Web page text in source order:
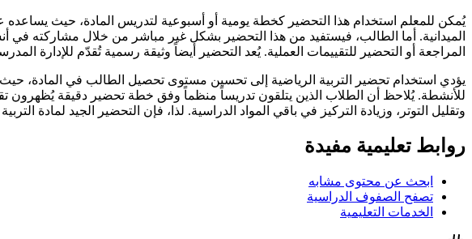
يُمكن للمعلم استخدام هذا التحضير كخطة يومية أو أسبوعية لتدريس المادة، حيث
الميدانية. أما الطالب، فيستفيد من هذا التحضير بشكل غير مباشر من خلال مشاركته
المراجعة أو التحضير للتقييمات العملية. يُعد التحضير أيضاً وثيقة رسمية تُقدّم للإدارة
يؤدي استخدام تحضير التربية الرياضية إلى تحسين مستوى تحصيل الطالب في المادة،
للأنشطة. يُلاحظ أن الطلاب الذين يتلقون تدريساً منظماً وفق خطة تحضير دقيقة يُظهرون
وتقليل التوتر، وزيادة التركيز في باقي المواد الدراسية. لذا، فإن التحضير الجيد لمادة
روابط تعليمية مفيدة
ابحث عن محتوى مشابه
تصفح الصفوف الدراسية
الخدمات التعليمية